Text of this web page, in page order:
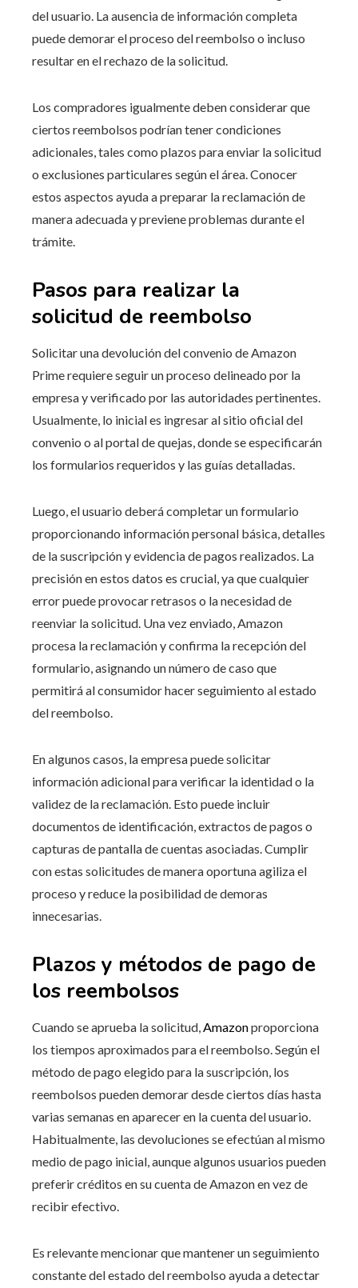
del usuario. La ausencia de información completa
puede demorar el proceso del reembolso o incluso
resultar en el rechazo de la solicitud.
Los compradores igualmente deben considerar que
ciertos reembolsos podrían tener condiciones
adicionales, tales como plazos para enviar la solicitud
o exclusiones particulares según el área. Conocer
estos aspectos ayuda a preparar la reclamación de
manera adecuada y previene problemas durante el
trámite.
Pasos para realizar la
solicitud de reembolso
Solicitar una devolución del convenio de Amazon
Prime requiere seguir un proceso delineado por la
empresa y verificado por las autoridades pertinentes.
Usualmente, lo inicial es ingresar al sitio oficial del
convenio o al portal de quejas, donde se especificarán
los formularios requeridos y las guías detalladas.
Luego, el usuario deberá completar un formulario
proporcionando información personal básica, detalles
de la suscripción y evidencia de pagos realizados. La
precisión en estos datos es crucial, ya que cualquier
error puede provocar retrasos o la necesidad de
reenviar la solicitud. Una vez enviado, Amazon
procesa la reclamación y confirma la recepción del
formulario, asignando un número de caso que
permitirá al consumidor hacer seguimiento al estado
del reembolso.
En algunos casos, la empresa puede solicitar
información adicional para verificar la identidad o la
validez de la reclamación. Esto puede incluir
documentos de identificación, extractos de pagos o
capturas de pantalla de cuentas asociadas. Cumplir
con estas solicitudes de manera oportuna agiliza el
proceso y reduce la posibilidad de demoras
innecesarias.
Plazos y métodos de pago de
los reembolsos
Cuando se aprueba la solicitud,Amazonproporciona
los tiempos aproximados para el reembolso. Según el
método de pago elegido para la suscripción, los
reembolsos pueden demorar desde ciertos días hasta
varias semanas en aparecer en la cuenta del usuario.
Habitualmente, las devoluciones se efectúan al mismo
medio de pago inicial, aunque algunos usuarios pueden
preferir créditos en su cuenta de Amazon en vez de
recibir efectivo.
Es relevante mencionar que mantener un seguimiento
constante del estado del reembolso ayuda a detectar